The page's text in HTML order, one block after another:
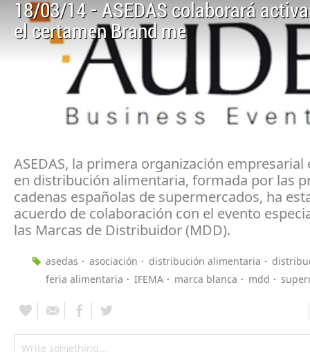
18/03/14 - ASEDAS colaborará
el certamen Brand me
ASEDAS, la primera organización empresarial
en distribución alimentaria, formada por las
cadenas españolas de supermercados, ha
acuerdo de colaboración con el evento
las Marcas de Distribuidor (MDD).
asedas asociación distribución alimentaria
feria alimentaria
IFEMA marca blanca mdd